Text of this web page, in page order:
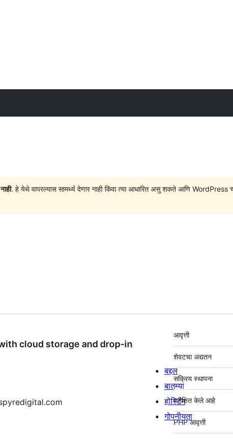
. हे येथे वापरल्यास सामर्थ्य देणार नाही किंवा त्या आधारित असु शकते आणि WordPress
cloud storage and drop-in
मेटा
आवृत्ती
शेवटचा अद्यतन
सक्रिय स्थापना
परीक्षित केले आहे
PHP आवृत्ती
बद्दल
बातम्या
होस्टिंग
गोपनीयता